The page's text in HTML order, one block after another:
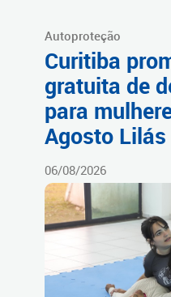
Autoproteção
Curitiba
gratuita de
para
Agosto Lilás
06/08/2026